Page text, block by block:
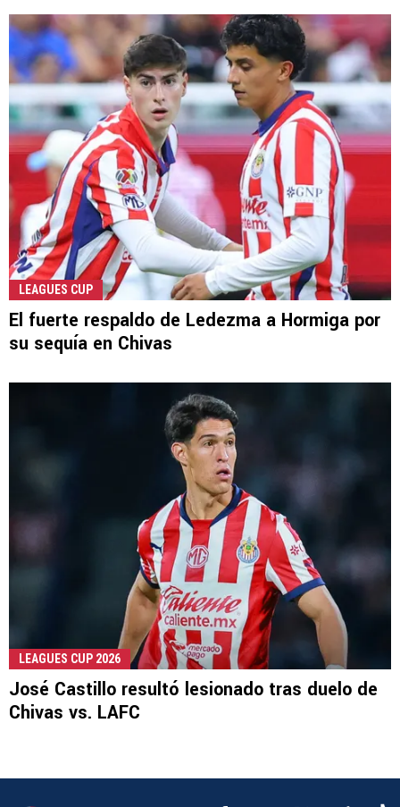
LEAGUES CUP
El fuerte respaldo de Ledezma a Hormiga por
su sequía en Chivas
LEAGUES CUP 2026
José Castillo resultó lesionado tras duelo de
Chivas vs. LAFC